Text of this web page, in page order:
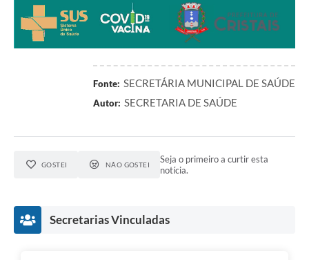
Fonte: SECRETÁRIA MUNICIPAL DE SAÚDE
Autor: SECRETARIA DE SAÚDE
GOSTEI NÃO GOSTEI
Seja o primeiro a curtir esta
notícia.
Secretarias Vinculadas